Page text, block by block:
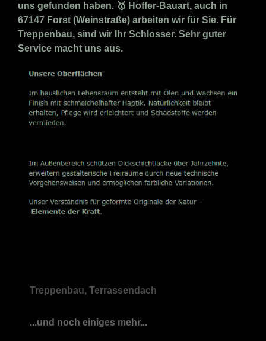
uns gefunden haben. 🥇 Hoffer-Bauart, auch in
67147 Forst (Weinstraße) arbeiten wir für Sie. Für
Treppenbau, sind wir Ihr Schlosser. Sehr guter
Service macht uns aus.
Treppenbau, Terrassendach
...und noch einiges mehr...